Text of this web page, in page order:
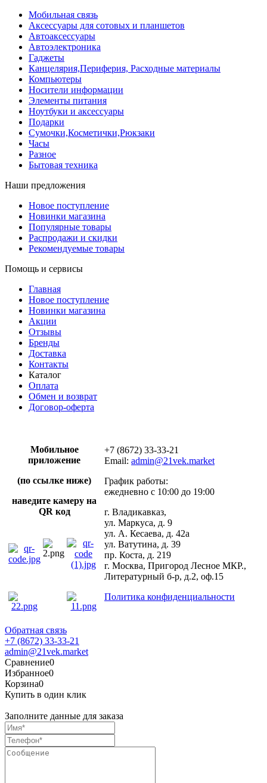
Мобильная связь
Аксессуары для сотовых и планшетов
Автоаксессуары
Автоэлектроника
Гаджеты
Канцелярия,Периферия, Расходные материалы
Компьютеры
Носители информации
Элементы питания
Ноутбуки и аксессуары
Подарки
Сумочки,Косметички,Рюкзаки
Часы
Разное
Бытовая техника
Наши предложения
Новое поступление
Новинки магазина
Популярные товары
Распродажи и скидки
Рекомендуемые товары
Помощь и сервисы
Главная
Новое поступление
Новинки магазина
Акции
Отзывы
Бренды
Доставка
Контакты
Каталог
Оплата
Обмен и возврат
Договор-оферта
Мобильное
приложение
(по ссылке ниже)
наведите камеру на
QR код
+7 (8672) 33-33-21
Email: admin@21vek.market
График работы:
ежедневно с 10:00 до 19:00
г. Владикавказ,
ул. Маркуса, д. 9
ул. А. Кесаева, д. 42а
ул. Ватутина, д. 39
пр. Коста, д. 219
г. Москва, Пригород Лесное МКР.,
Литературный б-р, д.2, оф.15
Политика конфиденциальности
Обратная связь
+7 (8672) 33-33-21
admin@21vek.market
Сравнение0
Избранное0
Корзина0
Купить в один клик
Заполните данные для заказа